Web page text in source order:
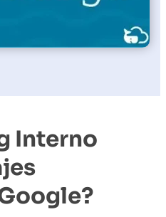
Interno